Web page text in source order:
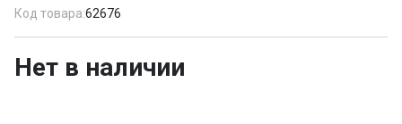
Код товара:62676
Нет в наличии